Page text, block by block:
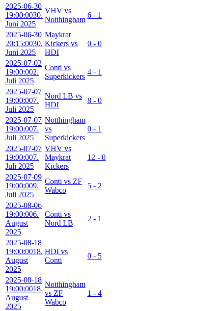
2025-06-30
19:00:0030.
Juni 2025
VHV vs
Notthingham
6 - 1
2025-06-30
20:15:0030.
Juni 2025
Maykrat
Kickers vs
HDI
0 - 0
2025-07-02
19:00:002.
Juli 2025
Conti vs
Superkickers
4 - 1
2025-07-07
19:00:007.
Juli 2025
Nord LB vs
HDI
8 - 0
2025-07-07
19:00:007.
Juli 2025
Notthingham
vs
Superkickers
0 - 1
2025-07-07
19:00:007.
Juli 2025
VHV vs
Maykrat
Kickers
12 - 0
2025-07-09
19:00:009.
Juli 2025
Conti vs ZF
Wabco
5 - 2
2025-08-06
19:00:006.
August
2025
Conti vs
Nord LB
2 - 1
2025-08-18
19:00:0018.
August
2025
HDI vs
Conti
0 - 5
2025-08-18
19:00:0018.
August
2025
Notthingham
vs ZF
Wabco
1 - 4